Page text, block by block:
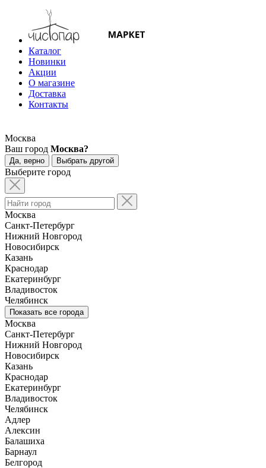
Каталог
Новинки
Акции
О магазине
Доставка
Контакты
Москва
Ваш город Москва?
Да, верно Выбрать другой
Выберите город
Москва
Санкт-Петербург
Нижний Новгород
Новосибирск
Казань
Краснодар
Екатеринбург
Владивосток
Челябинск
Показать все города
Москва
Санкт-Петербург
Нижний Новгород
Новосибирск
Казань
Краснодар
Екатеринбург
Владивосток
Челябинск
Адлер
Алексин
Балашиха
Барнаул
Белгород